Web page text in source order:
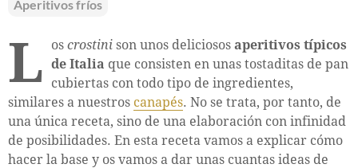
Aperitivos fríos
L os crostini son unos deliciosos aperitivos típicos
de Italia que consisten en unas tostaditas de pan
cubiertas con todo tipo de ingredientes,
similares a nuestros canapés. No se trata, por tanto, de
una única receta, sino de una elaboración con infinidad
de posibilidades. En esta receta vamos a explicar cómo
hacer la base y os vamos a dar unas cuantas ideas de